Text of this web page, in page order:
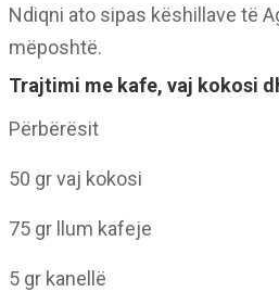
Ndiqni ato sipas këshillave të
mëposhtë.
Trajtimi me kafe, vaj kokosi
Përbërësit
50 gr vaj kokosi
75 gr llum kafeje
5 gr kanellë